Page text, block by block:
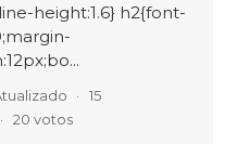
height:1.6} h2{font-
15
20 votos